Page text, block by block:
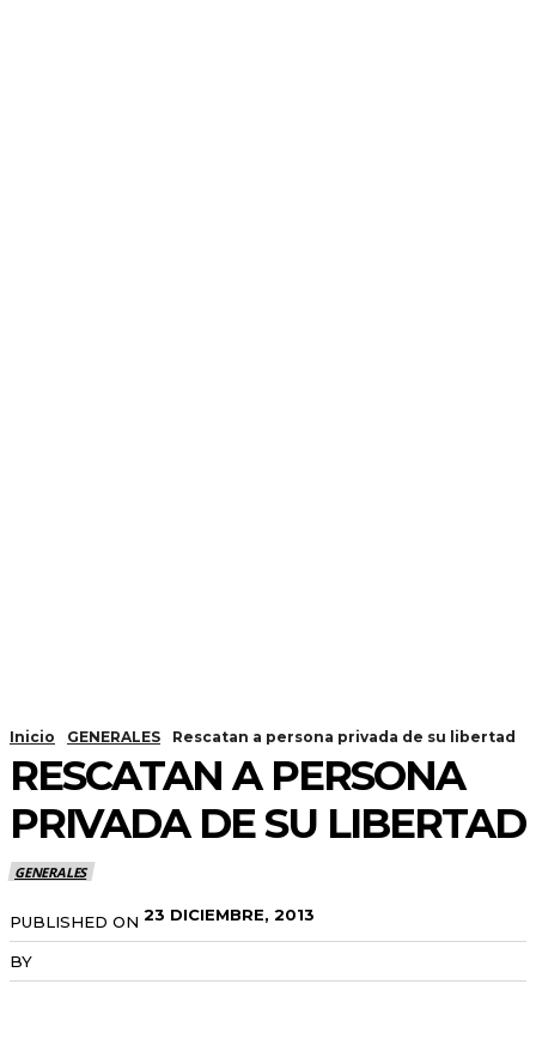
Inicio GENERALES Rescatan a persona privada de su libertad
RESCATAN A PERSONA
PRIVADA DE SU LIBERTAD
GENERALES
PUBLISHED ON 23 DICIEMBRE, 2013
BY